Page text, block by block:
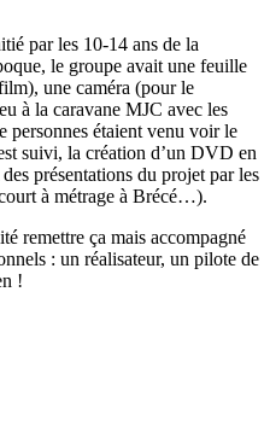
par les 10-14 ans de la
le groupe avait une feuille
une caméra (pour le
à la caravane MJC avec les
étaient venu voir le
suivi, la création d’un DVD en
présentations du projet par les
à métrage à Brécé…).
remettre ça mais accompagné
: un réalisateur, un pilote de
!